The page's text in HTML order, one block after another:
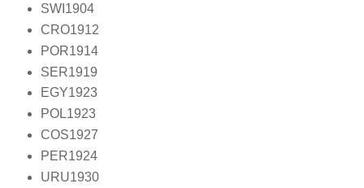
SWI1904
CRO1912
POR1914
SER1919
EGY1923
POL1923
COS1927
PER1924
URU1930